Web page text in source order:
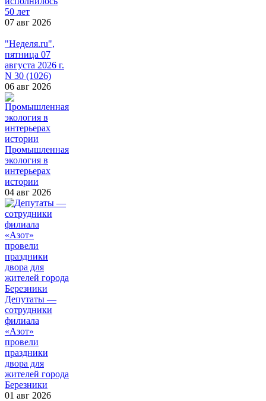
50 лет
07 авг 2026
"Неделя.ru",
пятница 07
августа 2026 г.
N 30 (1026)
06 авг 2026
Промышленная
экология в
интерьерах
истории
04 авг 2026
Депутаты —
сотрудники
филиала
«Азот»
провели
праздники
двора для
жителей города
Березники
01 авг 2026